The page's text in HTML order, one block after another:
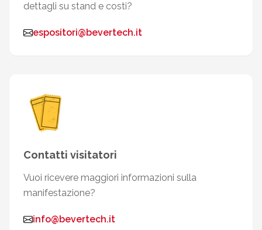
dettagli su stand e costi?
espositori@bevertech.it
Contatti visitatori
Vuoi ricevere maggiori informazioni sulla
manifestazione?
info@bevertech.it